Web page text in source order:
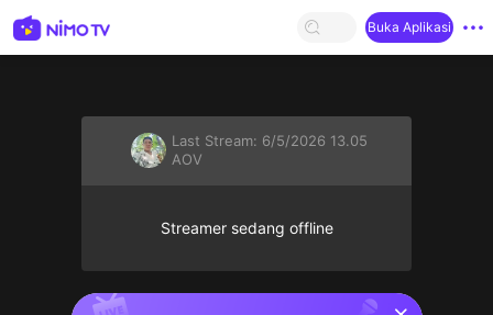
Buka Aplikasi
Last Stream: 6/5/2026 13.05
AOV
Streamer sedang offline
sentinelStart